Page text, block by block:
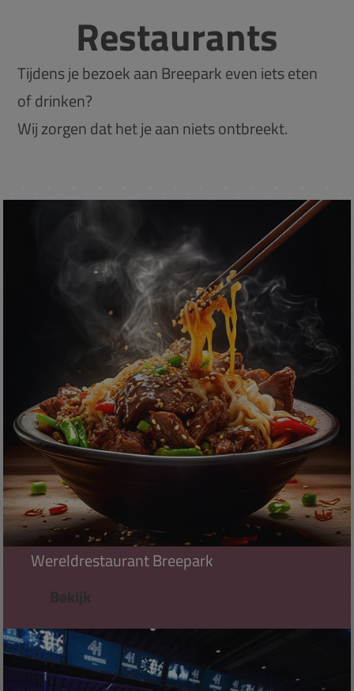
Restaurants
Tijdens je bezoek aan Breepark even iets eten
of drinken?
Wij zorgen dat het je aan niets ontbreekt.
Wereldrestaurant Breepark
Bekijk